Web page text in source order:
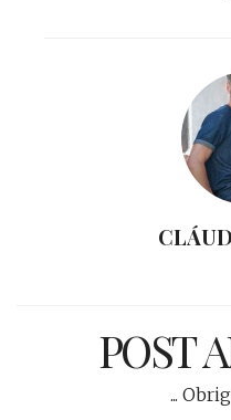
POST
...